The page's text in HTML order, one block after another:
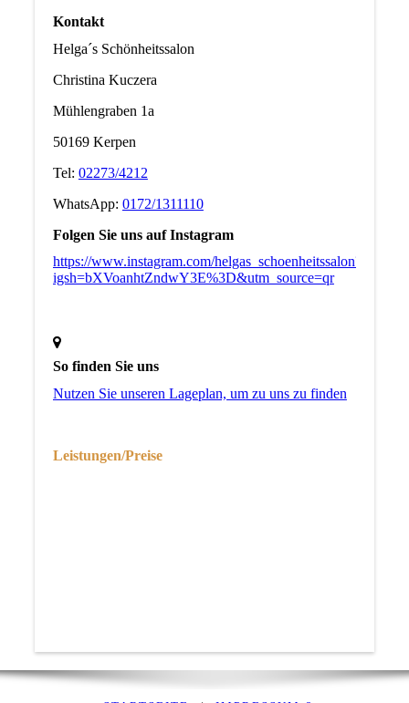
Kontakt
Helga´s Schönheitssalon
Christina Kuczera
Mühlengraben 1a
50169 Kerpen
Tel: 02273/4212
WhatsApp: 0172/1311110
Folgen Sie uns auf Instagram
https://www.instagram.com/helgas_schoenheitssalon?
igsh=bXVoanhtZndwY3E%3D&utm_source=qr
So finden Sie uns
Nutzen Sie unseren La­ge­plan, um zu uns zu finden
Leistungen/Preise